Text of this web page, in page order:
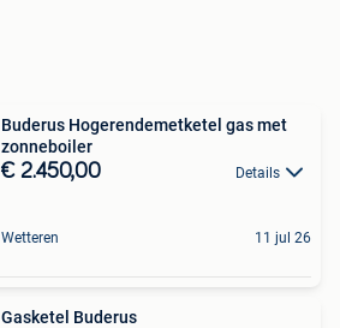
Buderus Hogerendemetketel gas met
zonneboiler
€ 2.450,00 Details
Wetteren 11 jul 26
Gasketel Buderus